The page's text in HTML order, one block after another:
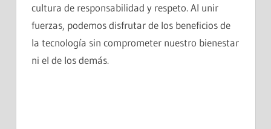
cultura de responsabilidad y respeto. Al unir
fuerzas, podemos disfrutar de los beneficios de
la tecnología sin comprometer nuestro bienestar
ni el de los demás.